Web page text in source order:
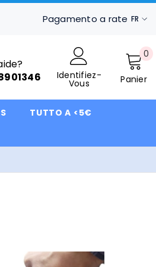
Pagamento a rate FR
DE
Identifiez-
Vous Panier
00
TUTTO A <5€